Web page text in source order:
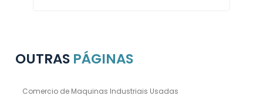
OUTRAS PÁGINAS
Comercio de Maquinas Industriais Usadas